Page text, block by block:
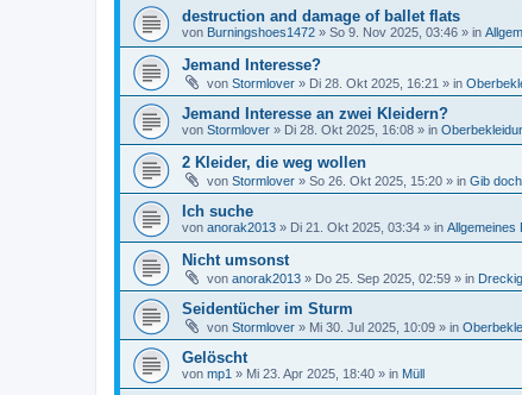
destruction and damage of ballet flats
von Burningshoes1472 » So 9. Nov 2025, 03:46 » in
Jemand Interesse?
von Stormlover » Di 28. Okt 2025, 16:21 » in
Jemand Interesse an zwei Kleidern?
von Stormlover » Di 28. Okt 2025, 16:08 » in
2 Kleider, die weg wollen
von Stormlover » So 26. Okt 2025, 15:20 » in Gib
Ich suche
von anorak2013 » Di 21. Okt 2025, 03:34 » in Allgemeines
Nicht umsonst
von anorak2013 » Do 25. Sep 2025, 02:59 » in
Seidentücher im Sturm
von Stormlover » Mi 30. Jul 2025, 10:09 » in
Gelöscht
von mp1 » Mi 23. Apr 2025, 18:40 » in Müll